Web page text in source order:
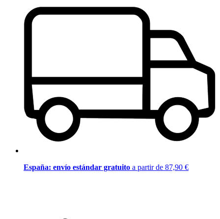
España: envío estándar gratuito a partir de 87,90 €